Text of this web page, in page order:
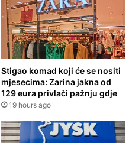
Stigao komad koji će se nositi
mjesecima: Zarina jakna od
129 eura privlači pažnju gdje
19 hours ago